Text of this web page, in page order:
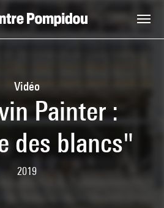
Vidéo
Painter :
des blancs"
2019